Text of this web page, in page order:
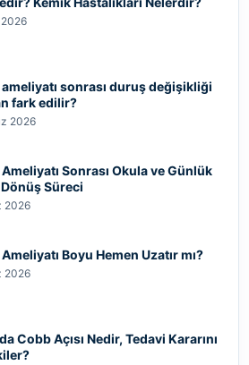
sonrası duruş değişikliği
fark edilir?
2026
Sonrası Okula ve Günlük
Süreci
2026
Boyu Hemen Uzatır mı?
2026
Cobb Açısı Nedir, Tedavi Kararını